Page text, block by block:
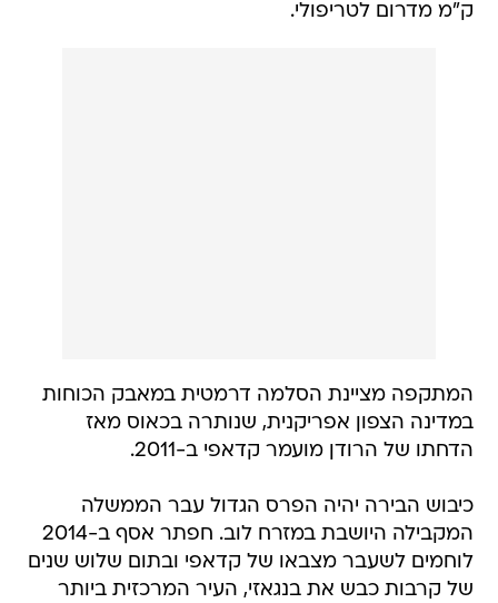
ק"מ מדרום לטריפולי.
המתקפה מציינת הסלמה דרמטית במאבק הכוחות
במדינה הצפון אפריקנית, שנותרה בכאוס מאז
הדחתו של הרודן מועמר קדאפי ב-2011.
כיבוש הבירה יהיה הפרס הגדול עבר הממשלה
המקבילה היושבת במזרח לוב. חפתר אסף ב-2014
לוחמים לשעבר מצבאו של קדאפי ובתום שלוש שנים
של קרבות כבש את בנגאזי, העיר המרכזית ביותר